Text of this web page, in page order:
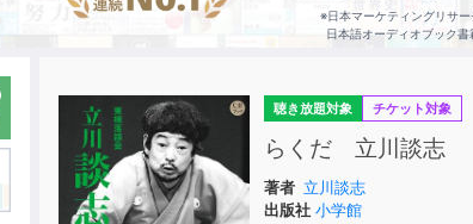
※日本マーケティングリサ
日本語オーディオブック
聴き放題対象 チケット対象
らくだ 立川談志
著者 立川談志
出版社 小学館